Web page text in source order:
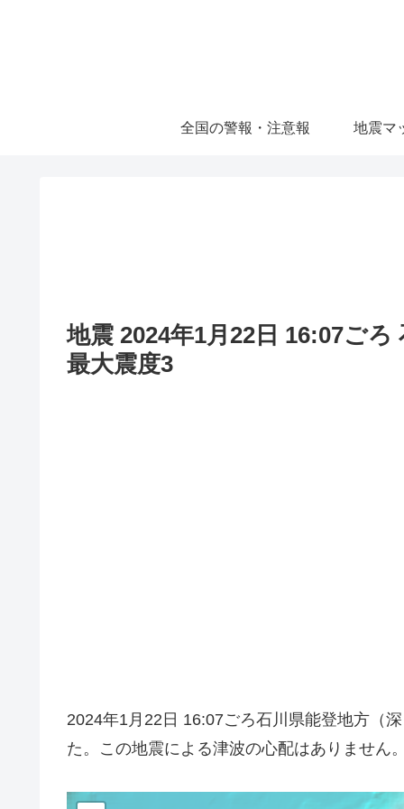
全国の警報・注意報 地震マ
地震 2024年1月22日 16:07ご
最大震度3
2024年1月22日 16:07ごろ石川県能登地方（
た。この地震による津波の心配はありません